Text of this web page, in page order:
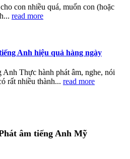
con nhiều quá, muốn con (hoặc
read more
Anh hiệu quả hàng ngày
Thực hành phát âm, nghe, nói
rất nhiều thành... read more
âm tiếng Anh Mỹ